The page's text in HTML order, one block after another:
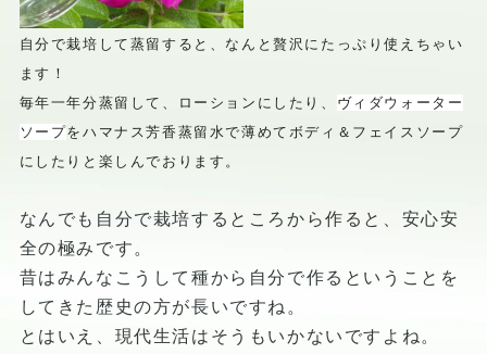
自分で栽培して蒸留すると、なんと贅沢にたっぷり使えちゃい
ます！
毎年一年分蒸留して、ローションにしたり、 ヴィダウォーター
ソープをハマナス芳香蒸留水で薄めてボディ＆フェイスソープ
にしたりと楽しんでおります。
なんでも自分で栽培するところから作ると、安心安
全の極みです。
昔はみんなこうして種から自分で作るということを
してきた歴史の方が長いですね。
とはいえ、現代生活はそうもいかないですよね。